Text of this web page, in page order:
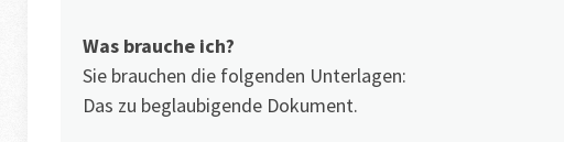
Was brauche ich?
Sie brauchen die folgenden Unterlagen:
Das zu beglaubigende Dokument.